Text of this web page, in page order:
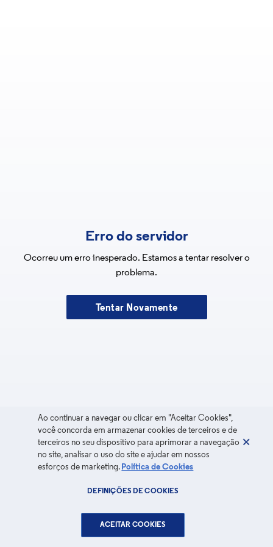
Erro do servidor
Ocorreu um erro inesperado. Estamos a tentar resolver o
problema.
Tentar Novamente
Ao continuar a navegar ou clicar em "Aceitar Cookies",
você concorda em armazenar cookies de terceiros e de
terceiros no seu dispositivo para aprimorar a navegação
no site, analisar o uso do site e ajudar em nossos
esforços de marketing. Política de Cookies
DEFINIÇÕES DE COOKIES
ACEITAR COOKIES